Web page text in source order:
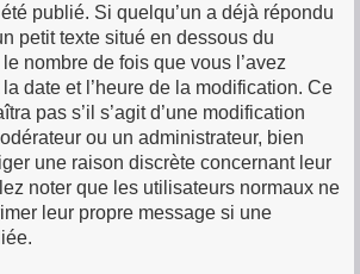
publié. Si quelqu’un a déjà répondu
petit texte situé en dessous du
nombre de fois que vous l’avez
date et l’heure de la modification. Ce
pas s’il s’agit d’une modification
ou un administrateur, bien
une raison discrète concernant leur
noter que les utilisateurs normaux ne
leur propre message si une